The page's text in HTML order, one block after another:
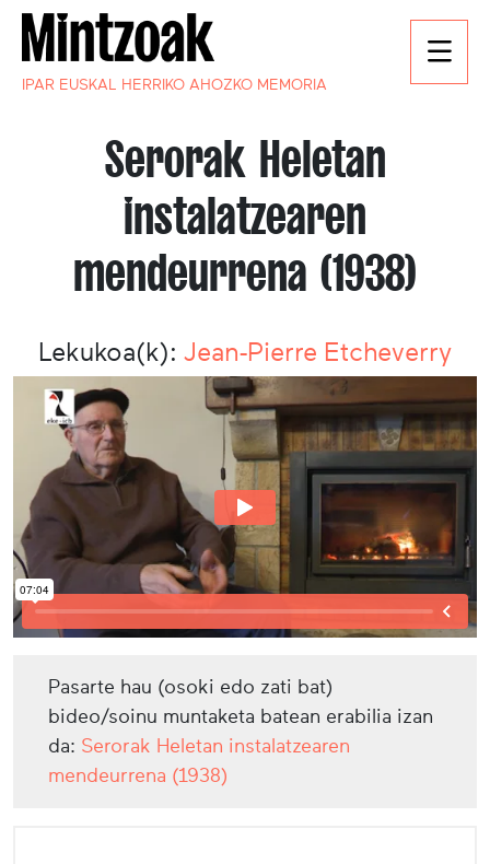
IPAR EUSKAL HERRIKO AHOZKO MEMORIA
Serorak Heletan
instalatzearen
mendeurrena (1938)
Lekukoa(k): Jean-Pierre Etcheverry
Pasarte hau (osoki edo zati bat)
bideo/soinu muntaketa batean erabilia izan
da: Serorak Heletan instalatzearen
mendeurrena (1938)